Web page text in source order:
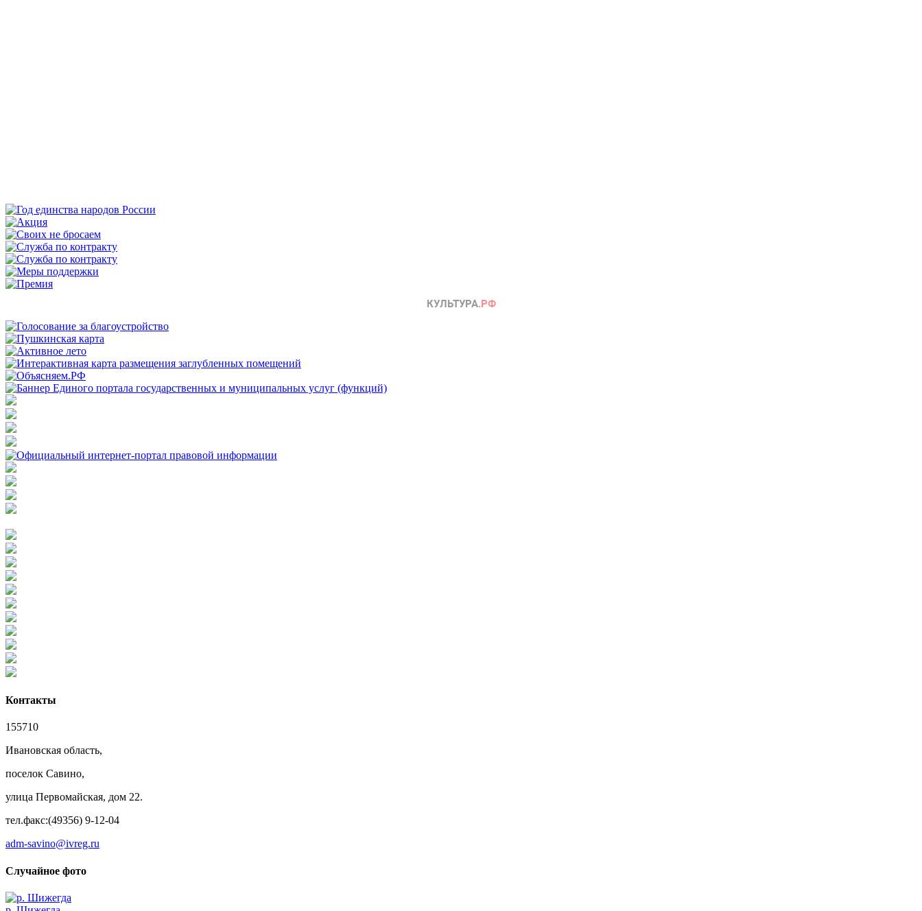
Контакты
155710
Ивановская область,
поселок Савино,
улица Первомайская, дом 22.
тел.факс:(49356) 9-12-04
adm-savino@ivreg.ru
Случайное фото